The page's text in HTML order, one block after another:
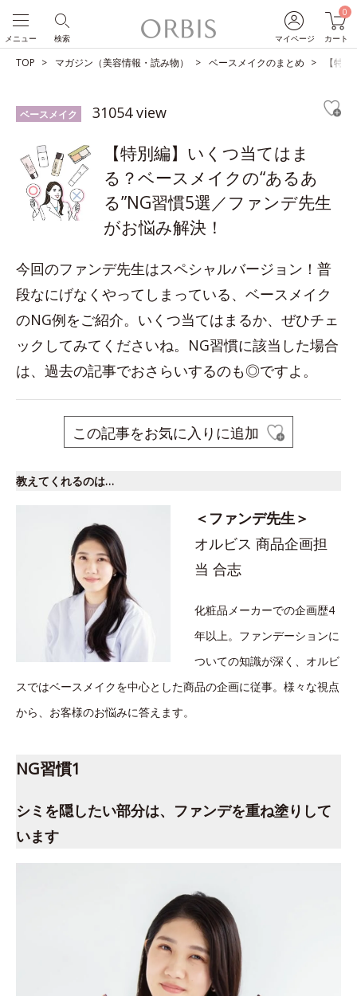
マイページ
0
カート
検索
メニュー
TOP マガジン（美容情報・読み物） ベースメイクのまとめ 【特
ベースメイク 31054 view
【特別編】いくつ当てはま
る？ベースメイクの“あるあ
る”NG習慣5選／ファンデ先生
がお悩み解決！
今回のファンデ先生はスペシャルバージョン！普
段なにげなくやってしまっている、ベースメイク
のNG例をご紹介。いくつ当てはまるか、ぜひチェ
ックしてみてくださいね。NG習慣に該当した場合
は、過去の記事でおさらいするのも◎ですよ。
この記事をお気に入りに追加
教えてくれるのは…
＜ファンデ先生＞
オルビス 商品企画担
当 合志
化粧品メーカーでの企画歴4
年以上。ファンデーションに
ついての知識が深く、オルビ
スではベースメイクを中心とした商品の企画に従事。様々な視点
から、お客様のお悩みに答えます。
NG習慣1
シミを隠したい部分は、ファンデを重ね塗りして
います